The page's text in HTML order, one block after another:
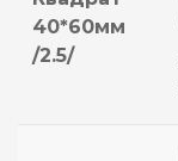
40*60мм
/2.5/